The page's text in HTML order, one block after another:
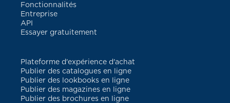
Fonctionnalités
Entreprise
API
Essayer gratuitement
Plateforme d'expérience d'achat
Publier des catalogues en ligne
Publier des lookbooks en ligne
Publier des magazines en ligne
Publier des brochures en ligne